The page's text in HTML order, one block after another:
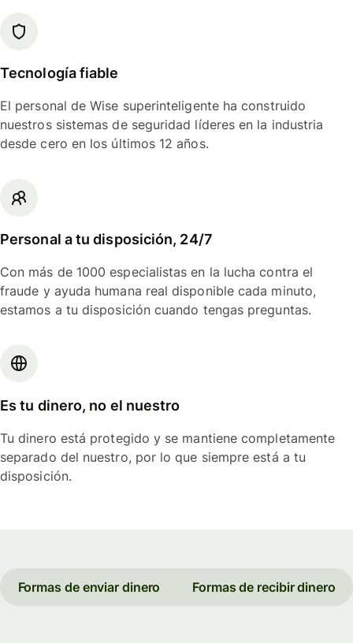
Tecnología fiable
El personal de Wise superinteligente ha construido
nuestros sistemas de seguridad líderes en la industria
desde cero en los últimos 12 años.
Personal a tu disposición, 24/7
Con más de 1000 especialistas en la lucha contra el
fraude y ayuda humana real disponible cada minuto,
estamos a tu disposición cuando tengas preguntas.
Es tu dinero, no el nuestro
Tu dinero está protegido y se mantiene completamente
separado del nuestro, por lo que siempre está a tu
disposición.
Formas de enviar dinero Formas de recibir dinero